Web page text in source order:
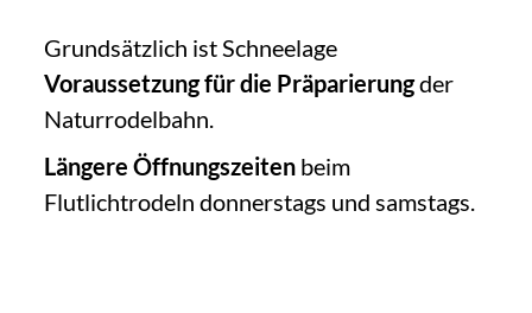
stimmungsvollem Flutlicht! Ob mit
Familie, Freunden oder alsromantisches
Erlebnis– hier kommt jeder auf seine
Kosten.
Und nach der Abfahrt? Wärm dich im
Grundsätzlich ist Schneelage
Voraussetzung für die Präparierungder
Naturrodelbahn.
Längere Öffnungszeiten beim
Flutlichtrodeln donnerstags und samstags.